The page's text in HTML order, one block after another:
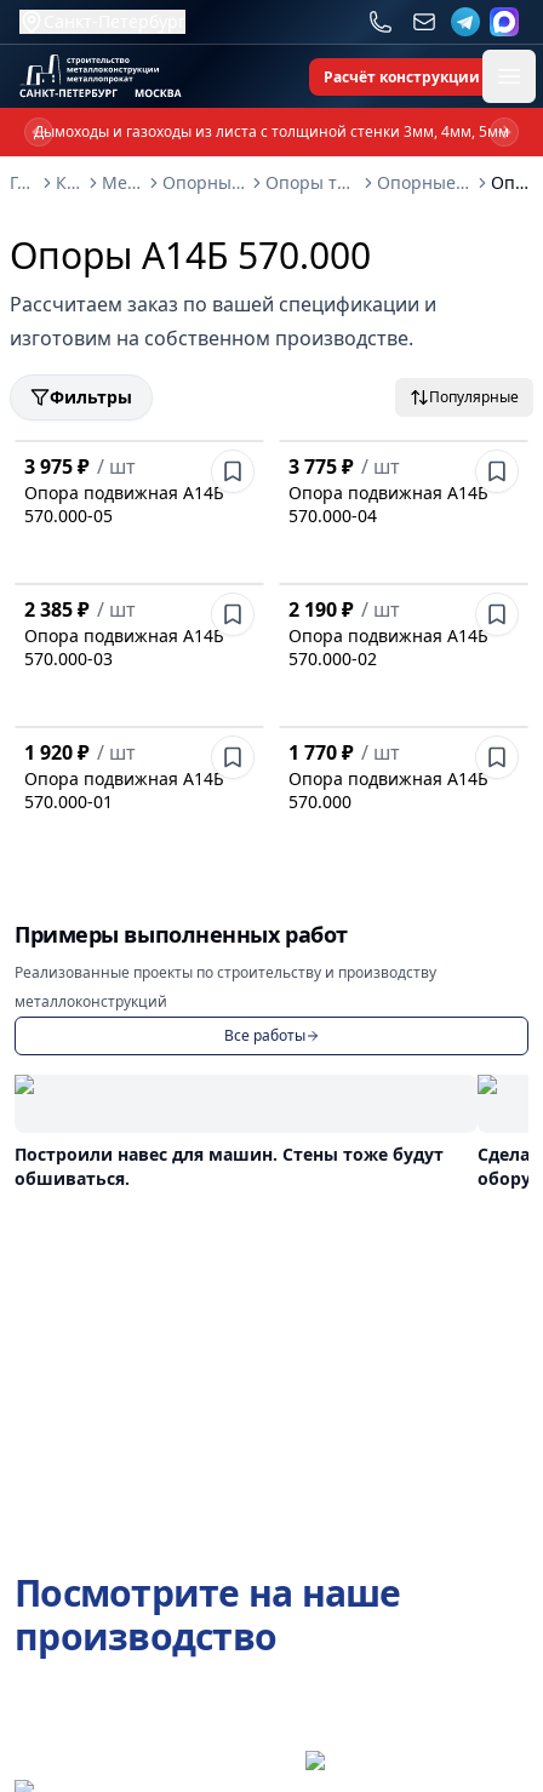
Расчёт конструкции
Дымоходы и газоходы из листа с толщиной стенки 3мм, 4мм, 5мм
Previous slide
Главная
Каталог Металлоконструкции Опорные металлоконструкции и изделия Опоры трубопроводов и металлоконструкции Опорные конструкции Серия 5.900-7: выпуск 4 Опоры А14Б 570.000
Опоры А14Б 570.000
Рассчитаем заказ по вашей спецификации и
изготовим на собственном производстве.
Фильтры Популярные
3 975 ₽ / шт
Опора подвижная А14Б
570.000-05
3 775 ₽ / шт
Опора подвижная А14Б
570.000-04
2 385 ₽ / шт
Опора подвижная А14Б
570.000-03
2 190 ₽ / шт
Опора подвижная А14Б
570.000-02
1 920 ₽ / шт
Опора подвижная А14Б
570.000-01
1 770 ₽ / шт
Опора подвижная А14Б
570.000
Примеры выполненных работ
Реализованные проекты по строительству и производству
металлоконструкций
Все работы
Построили навес для машин. Стены тоже будут
обшиваться.
Посмотрите на наше
производство